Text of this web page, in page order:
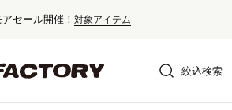
セール開催！ 対象アイテム
しく
絞込検索